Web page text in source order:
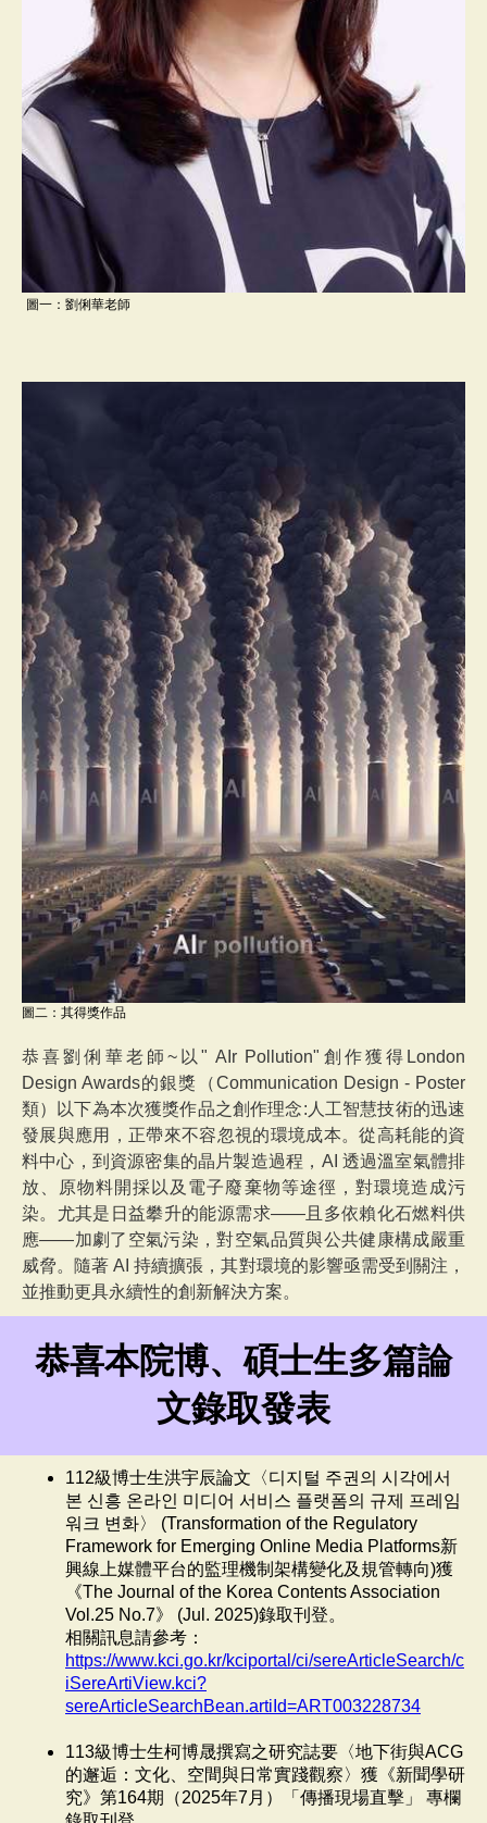
圖一：劉俐華老師
圖二：其得獎作品
恭喜劉俐華老師~以" AIr Pollution"創作獲得London
Design Awards的銀獎（Communication Design - Poster
類）以下為本次獲獎作品之創作理念: 人工智慧技術的迅速
發展與應用，正帶來不容忽視的環境成本。從高耗能的資
料中心，到資源密集的晶片製造過程，AI 透過溫室氣體排
放、原物料開採以及電子廢棄物等途徑，對環境造成污
染。尤其是日益攀升的能源需求——且多依賴化石燃料供
應——加劇了空氣污染，對空氣品質與公共健康構成嚴重
威脅。隨著 AI 持續擴張，其對環境的影響亟需受到關注，
並推動更具永續性的創新解決方案。
恭喜本院博、碩士生多篇論
文錄取發表
112級博士生洪宇辰論文〈디지털 주권의 시각에서
본 신흥 온라인 미디어 서비스 플랫폼의 규제 프레임
워크 변화〉 (Transformation of the Regulatory
Framework for Emerging Online Media Platforms新
興線上媒體平台的監理機制架構變化及規管轉向)獲
《The Journal of the Korea Contents Association
Vol.25 No.7》 (Jul. 2025)錄取刊登。
相關訊息請參考：
https://www.kci.go.kr/kciportal/ci/sereArticleSearch/c
iSereArtiView.kci?
sereArticleSearchBean.artiId=ART003228734
113級博士生柯博晟撰寫之研究誌要〈地下街與ACG
的邂逅：文化、空間與日常實踐觀察〉獲《新聞學研
究》第164期（2025年7月）「傳播現場直擊」 專欄